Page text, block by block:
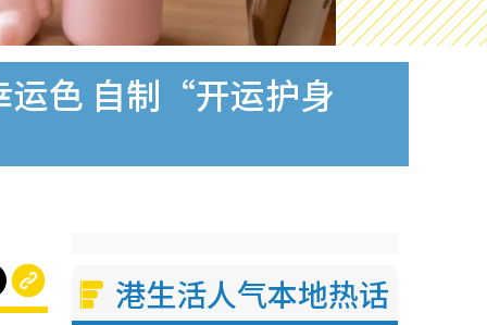
运色 自制“开运护身
港生活人气本地热话